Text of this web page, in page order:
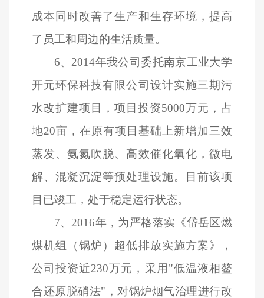
成本同时改善了生产和生存环境，提高
了员工和周边的生活质量。
6、2014年我公司委托南京工业大学
开元环保科技有限公司设计实施三期污
水改扩建项目，项目投资5000万元，占
地20亩，在原有项目基础上新增加三效
蒸发、氨氮吹脱、高效催化氧化，微电
解、混凝沉淀等预处理设施。目前该项
目已竣工，处于稳定运行状态。
7、2016年，为严格落实《岱岳区燃
煤机组（锅炉）超低排放实施方案》，
公司投资近230万元，采用"低温液相鳌
合还原脱硝法"，对锅炉烟气治理进行改